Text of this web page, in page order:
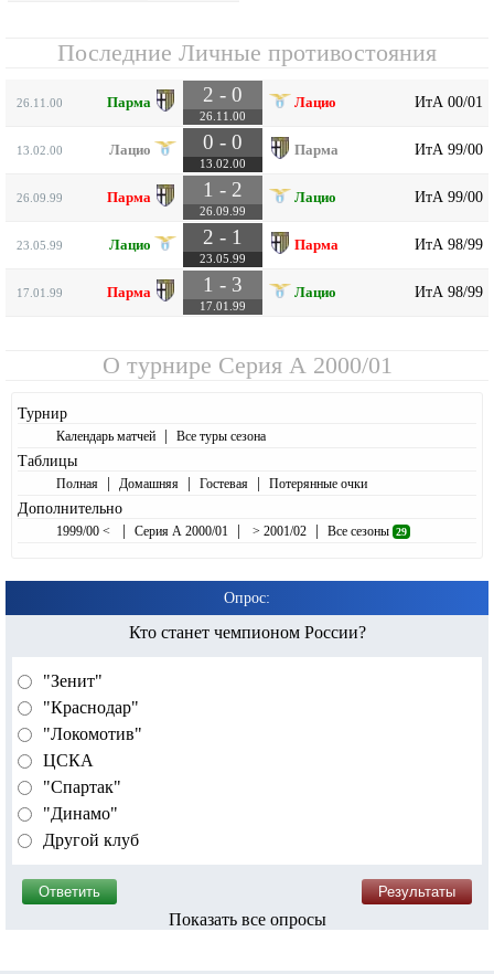
Последние Личные противостояния
26.11.00 Парма 2 - 0
26.11.00
Лацио ИтА 00/01
13.02.00 Лацио 0 - 0
13.02.00
Парма ИтА 99/00
26.09.99 Парма 1 - 2
26.09.99
Лацио ИтА 99/00
23.05.99 Лацио 2 - 1
23.05.99
Парма ИтА 98/99
17.01.99 Парма 1 - 3
17.01.99
Лацио ИтА 98/99
О турнире Серия А 2000/01
Турнир
Календарь матчей | Все туры сезона
Таблицы
Полная | Домашняя | Гостевая | Потерянные очки
Дополнительно
1999/00 < | Серия А 2000/01 | > 2001/02 | Все сезоны 29
Опрос:
Кто станет чемпионом России?
"Зенит"
"Краснодар"
"Локомотив"
ЦСКА
"Спартак"
"Динамо"
Другой клуб
Показать все опросы